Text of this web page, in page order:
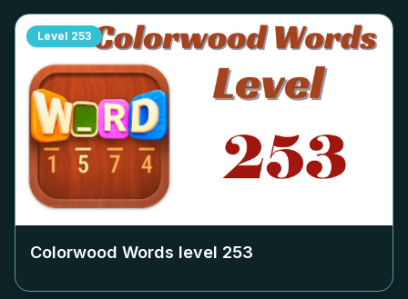
Level 253
Colorwood Words level 253